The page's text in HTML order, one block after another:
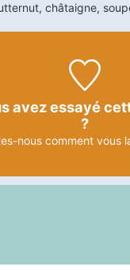
châtaigne,
avez essayé
?
nous comment vous